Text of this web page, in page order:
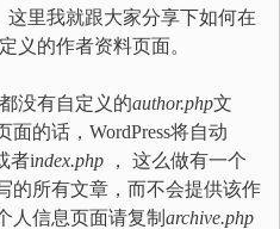
这里我就跟大家分享下如何在
义的作者资料页面。
没有自定义的author.php文
的话，WordPress将自动
者index.php ， 这么做有一个
的所有文章，而不会提供该作
人信息页面请复制 archive.php